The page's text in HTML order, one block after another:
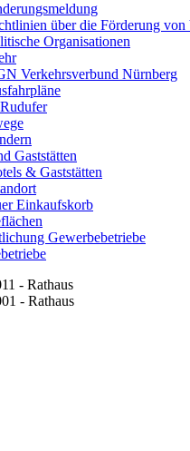
über die Förderung von
Organisationen
Verkehrsverbund Nürnberg
Gaststätten
& Gaststätten
Einkaufskorb
Gewerbebetriebe